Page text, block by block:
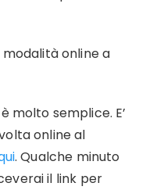
online a
molto semplice. E’
online al
. Qualche minuto
il link per